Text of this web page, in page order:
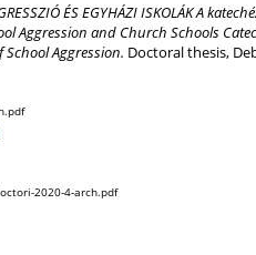
ÉS EGYHÁZI ISKOLÁK A
Aggression and Church Schools
Aggression. Doctoral thesis,
2020-4-arch.pdf